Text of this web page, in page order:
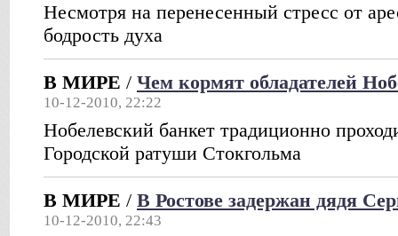
Несмотря на перенесенный стресс от
бодрость духа
В МИРЕ / Чем кормят обладателей
10-12-2010, 22:22
Нобелевский банкет традиционно
Городской ратуши Стокгольма
В МИРЕ / В Ростове задержан дядя
10-12-2010, 22:43